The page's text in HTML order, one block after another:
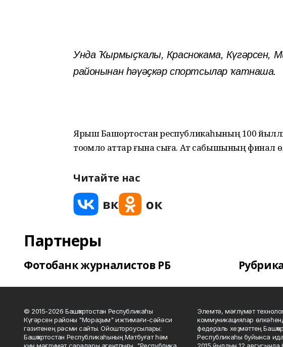
Унда Ҡырмыҫҡалы, Краснокама, Күгәрсен,
районынан һәүәҫкәр спортсылар ҡатнаша.
Ярыш Башҡортостан республикаһының 100
тоҡомло аттар ғына сыға. Ат сабышының финал
Читайте нас
Партнеры
Фотобанк журналистов РБ
© 2015-2026 Башҡортостан Республикаһы
Күгәрсен районы "Мораҙым" ижтимағи-сәйәси
гәзитенең рәсми сайты. Ойоштороусылары:
Башҡортостан Республикаһының Матбуғат һәм
Элемтә, мәғлүмәт
коммуникациялар
федераль хеҙмәттең
Республикаһы буйынса